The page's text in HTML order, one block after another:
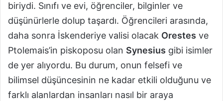
biriydi. Sınıfı ve evi, öğrenciler, bilginler ve
düşünürlerle dolup taşardı. Öğrencileri arasında,
daha sonra İskenderiye valisi olacak Orestes ve
Ptolemais’in piskoposu olan Synesius gibi isimler
de yer alıyordu. Bu durum, onun felsefi ve
bilimsel düşüncesinin ne kadar etkili olduğunu ve
farklı alanlardan insanları nasıl bir araya